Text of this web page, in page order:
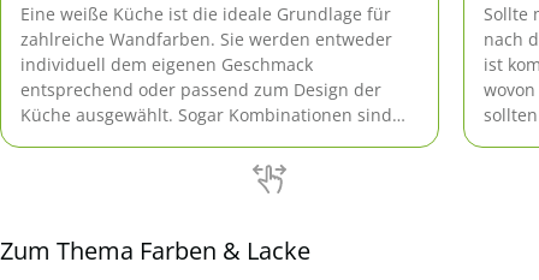
Eine weiße Küche ist die ideale Grundlage für
zahlreiche Wandfarben. Sie werden entweder
individuell dem eigenen Geschmack
entsprechend oder passend zum Design der
Küche ausgewählt. Sogar Kombinationen sind
die zu weißen Küchen passen.
Sollte
nach
ist
Zum Thema Farben & Lacke